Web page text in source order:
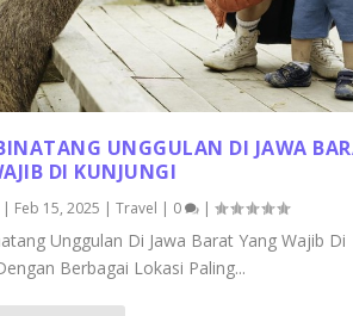
UNGGULAN DI JAWA
DI KUNJUNGI
| Feb 15, 2025 |Travel | 0 |
Unggulan Di Jawa Barat Yang Wajib Di
Berbagai Lokasi Paling...